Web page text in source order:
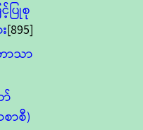
ပြုစု
[895]
ာသာ
ာစီ)